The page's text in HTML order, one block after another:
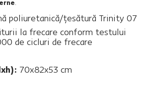
.
poliuretanică/ţesătură Trinity 07
la frecare conform testului
de cicluri de frecare
70x82x53 cm